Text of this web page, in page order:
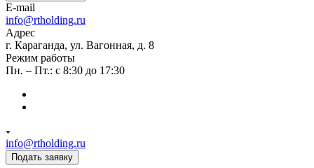
E-mail
info@rtholding.ru
Адрес
г. Караганда, ул. Вагонная, д. 8
Режим работы
Пн. – Пт.: с 8:30 до 17:30
info@rtholding.ru
Подать заявку